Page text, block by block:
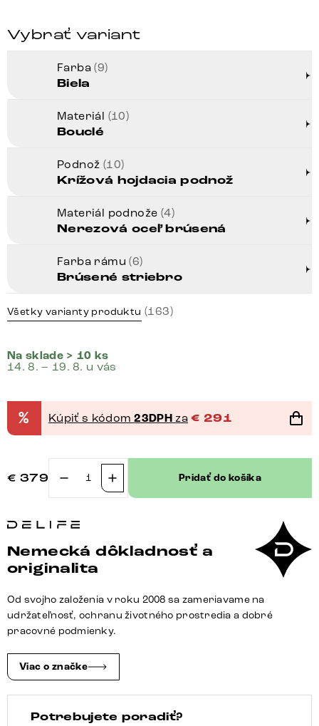
Vybrať variant
Farba(9)
Biela
Materiál (10)
Bouclé
Podnož (10)
Krížová hojdacia podnož
Materiál podnože (4)
Nerezová oceľ brúsená
Farba rámu(6)
Brúsené striebro
Všetky varianty produktu (163)
Na sklade > 10 ks
14. 8. – 19. 8. u vás
% Kúpiť s kódom23DPH za € 291
€ 379
množstvo
jedálenská
Nube-
Flex
opierkami
bouclé
krížová
podstava
široká
nerezová
Pridať do košíka
Nemecká dôkladnosť a
originalita
Od svojho založenia v roku 2008 sa zameriavame na
udržateľnosť, ochranu životného prostredia a dobré
pracovné podmienky.
Viac o značke
Potrebujete poradiť?